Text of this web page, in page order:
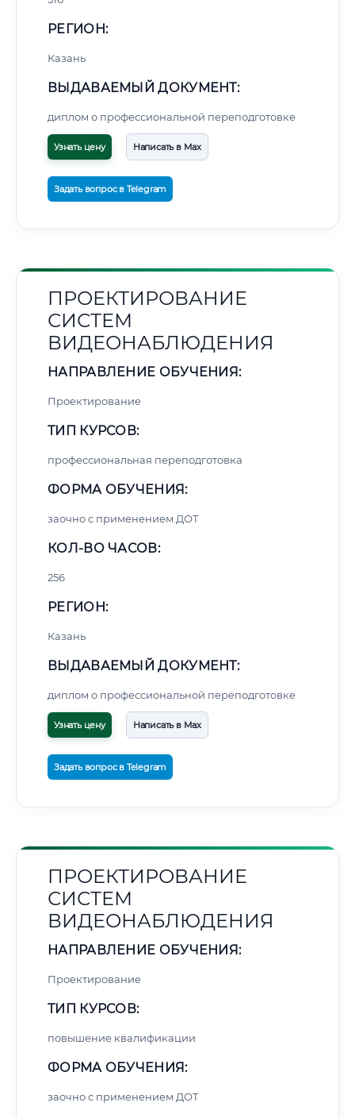
РЕГИОН:
Казань
ВЫДАВАЕМЫЙ ДОКУМЕНТ:
диплом о профессиональной переподготовке
Узнать цену Написать в Max
Задать вопрос в Telegram
ПРОЕКТИРОВАНИЕ
СИСТЕМ
ВИДЕОНАБЛЮДЕНИЯ
НАПРАВЛЕНИЕ ОБУЧЕНИЯ:
Проектирование
ТИП КУРСОВ:
профессиональная переподготовка
ФОРМА ОБУЧЕНИЯ:
заочно с применением ДОТ
КОЛ-ВО ЧАСОВ:
256
РЕГИОН:
Казань
ВЫДАВАЕМЫЙ ДОКУМЕНТ:
диплом о профессиональной переподготовке
Узнать цену Написать в Max
Задать вопрос в Telegram
ПРОЕКТИРОВАНИЕ
СИСТЕМ
ВИДЕОНАБЛЮДЕНИЯ
НАПРАВЛЕНИЕ ОБУЧЕНИЯ:
Проектирование
ТИП КУРСОВ:
повышение квалификации
ФОРМА ОБУЧЕНИЯ:
заочно с применением ДОТ